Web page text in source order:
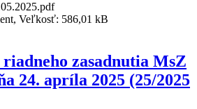
Veľkosť: 586,01 kB
riadneho zasadnutia MsZ
24. apríla 2025 (25/2025